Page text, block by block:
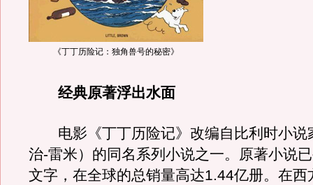
《丁丁历险记：独角兽号的秘密》
经典原著浮出水面
电影《丁丁历险记》改编自比利时小说
治-雷米）的同名系列小说之一。原著小说
文字，在全球的总销量高达1.44亿册。在西